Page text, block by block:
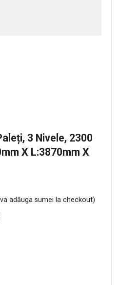
3 Nivele, 2300
X L:3870mm X
adăuga sumei la checkout)